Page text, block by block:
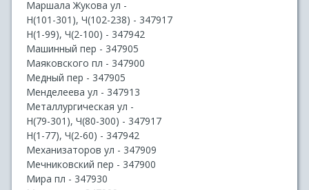
Маршала Жукова ул -
Н(101-301), Ч(102-238) - 347917
Н(1-99), Ч(2-100) - 347942
Машинный пер - 347905
Маяковского пл - 347900
Медный пер - 347905
Менделеева ул - 347913
Металлургическая ул -
Н(79-301), Ч(80-300) - 347917
Н(1-77), Ч(2-60) - 347942
Механизаторов ул - 347909
Мечниковский пер - 347900
Мира пл - 347930